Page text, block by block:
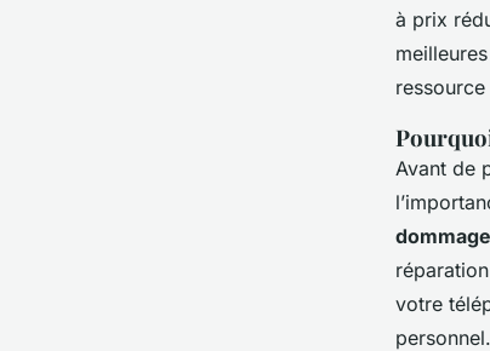
à prix
Avant de
votre
personnel.